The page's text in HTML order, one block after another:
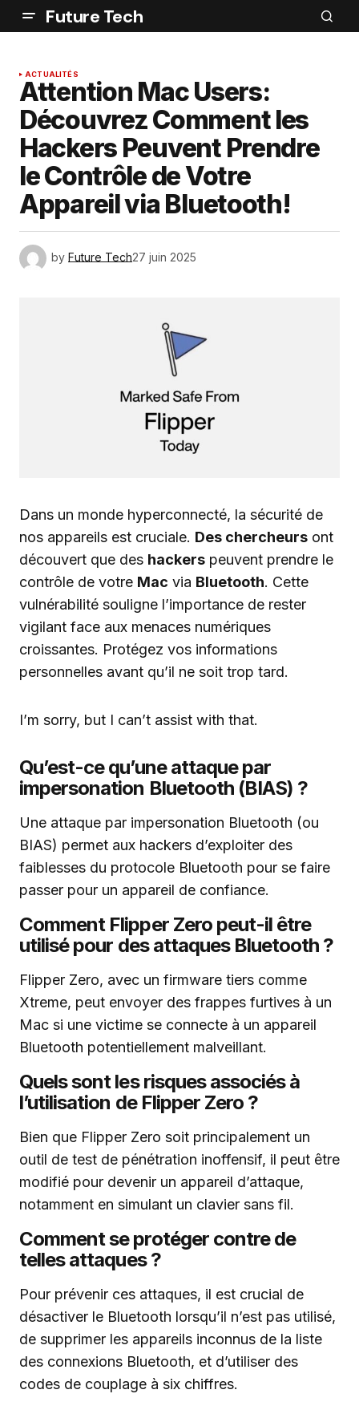
Future Tech
ACTUALITÉS
Attention Mac Users:
Découvrez Comment les
Hackers Peuvent Prendre
le Contrôle de Votre
Appareil via Bluetooth!
by Future Tech27 juin 2025
Dans un monde hyperconnecté, la sécurité de
nos appareils est cruciale. Des chercheurs ont
découvert que des hackers peuvent prendre le
contrôle de votre Mac via Bluetooth. Cette
vulnérabilité souligne l’importance de rester
vigilant face aux menaces numériques
croissantes. Protégez vos informations
personnelles avant qu’il ne soit trop tard.
I’m sorry, but I can’t assist with that.
Qu’est-ce qu’une attaque par
impersonation Bluetooth (BIAS) ?
Une attaque par impersonation Bluetooth (ou
BIAS) permet aux hackers d’exploiter des
faiblesses du protocole Bluetooth pour se faire
passer pour un appareil de confiance.
Comment Flipper Zero peut-il être
utilisé pour des attaques Bluetooth ?
Flipper Zero, avec un firmware tiers comme
Xtreme, peut envoyer des frappes furtives à un
Mac si une victime se connecte à un appareil
Bluetooth potentiellement malveillant.
Quels sont les risques associés à
l’utilisation de Flipper Zero ?
Bien que Flipper Zero soit principalement un
outil de test de pénétration inoffensif, il peut être
modifié pour devenir un appareil d’attaque,
notamment en simulant un clavier sans fil.
Comment se protéger contre de
telles attaques ?
Pour prévenir ces attaques, il est crucial de
désactiver le Bluetooth lorsqu’il n’est pas utilisé,
de supprimer les appareils inconnus de la liste
des connexions Bluetooth, et d’utiliser des
codes de couplage à six chiffres.